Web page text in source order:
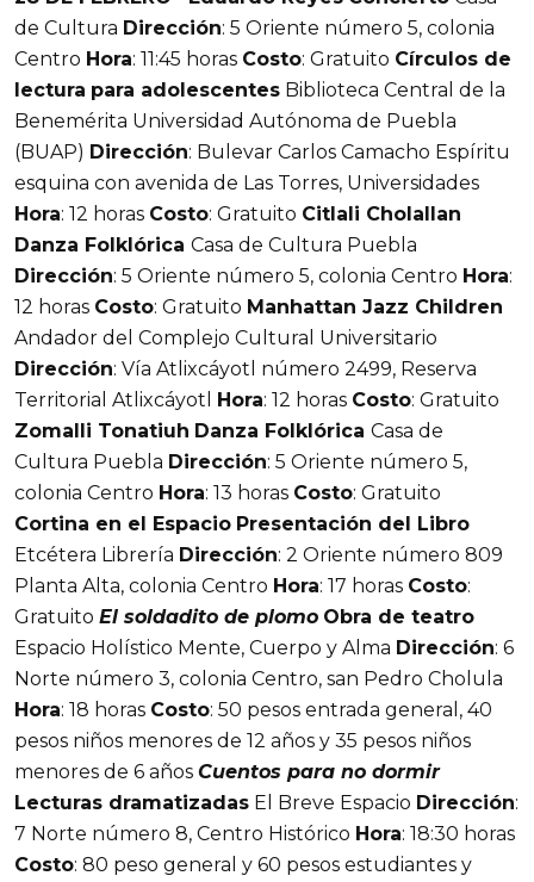
de Cultura Dirección: 5 Oriente número 5, colonia
Centro Hora: 11:45 horas Costo: Gratuito Círculos de
lectura para adolescentes Biblioteca Central de la
Benemérita Universidad Autónoma de Puebla
(BUAP) Dirección: Bulevar Carlos Camacho Espíritu
esquina con avenida de Las Torres, Universidades
Hora: 12 horas Costo: Gratuito Citlali Cholallan
Danza Folklórica Casa de Cultura Puebla
Dirección: 5 Oriente número 5, colonia Centro Hora:
12 horas Costo: Gratuito Manhattan Jazz Children
Andador del Complejo Cultural Universitario
Dirección: Vía Atlixcáyotl número 2499, Reserva
Territorial Atlixcáyotl Hora: 12 horas Costo: Gratuito
Zomalli Tonatiuh Danza Folklórica Casa de
Cultura Puebla Dirección: 5 Oriente número 5,
colonia Centro Hora: 13 horas Costo: Gratuito
Cortina en el Espacio Presentación del Libro
Etcétera Librería Dirección: 2 Oriente número 809
Planta Alta, colonia Centro Hora: 17 horas Costo:
Gratuito El soldadito de plomo Obra de teatro
Espacio Holístico Mente, Cuerpo y Alma Dirección: 6
Norte número 3, colonia Centro, san Pedro Cholula
Hora: 18 horas Costo: 50 pesos entrada general, 40
pesos niños menores de 12 años y 35 pesos niños
menores de 6 años Cuentos para no dormir
Lecturas dramatizadas El Breve Espacio Dirección:
7 Norte número 8, Centro Histórico Hora: 18:30 horas
Costo: 80 peso general y 60 pesos estudiantes y